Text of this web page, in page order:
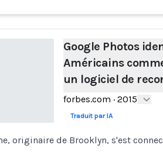
Google Photos
Américains
un logiciel de
forbes.com · 2015
Traduit par IA
originaire de Brooklyn, s'est